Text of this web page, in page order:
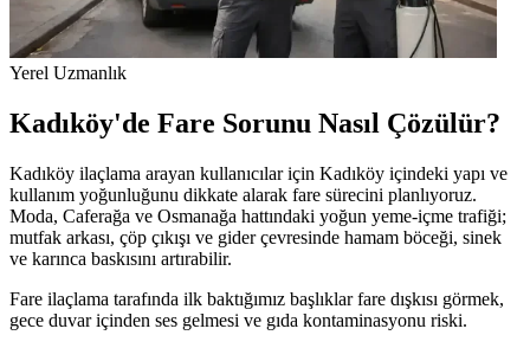
Yerel Uzmanlık
Kadıköy'de Fare Sorunu Nasıl Çözülür?
Kadıköy ilaçlama arayan kullanıcılar için Kadıköy içindeki yapı ve
kullanım yoğunluğunu dikkate alarak fare sürecini planlıyoruz.
Moda, Caferağa ve Osmanağa hattındaki yoğun yeme-içme trafiği;
mutfak arkası, çöp çıkışı ve gider çevresinde hamam böceği, sinek
ve karınca baskısını artırabilir.
Fare ilaçlama tarafında ilk baktığımız başlıklar fare dışkısı görmek,
gece duvar içinden ses gelmesi ve gıda kontaminasyonu riski.